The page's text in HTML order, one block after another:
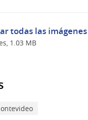
99°
aniversario
al
todas las
1.03 MB